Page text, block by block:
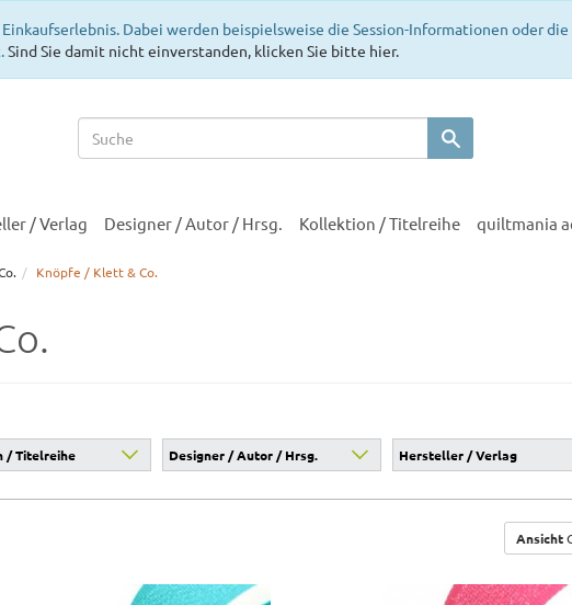
Dabei werden beispielsweise die Session-Informationen oder
Sind Sie damit nicht einverstanden, klicken Sie bitte hier.
/ Verlag Designer / Autor / Hrsg. Kollektion / Titelreihe quiltmania
Knöpfe / Klett & Co.
/ Titelreihe Designer / Autor / Hrsg. Hersteller / Verlag
Ansicht